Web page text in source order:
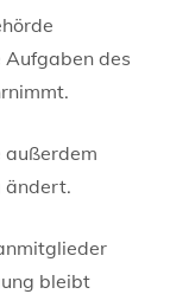
Aufgaben des
außerdem
ändert.
bleibt